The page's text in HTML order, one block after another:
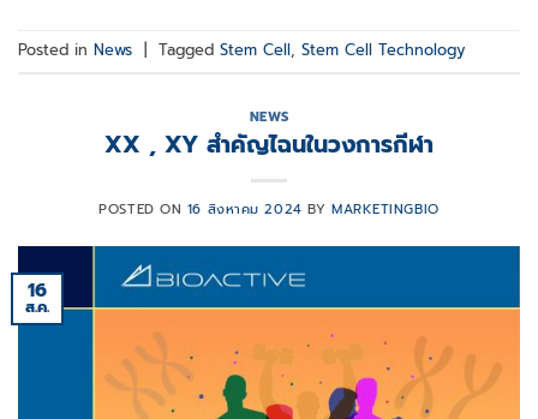
Posted in News Tagged Stem Cell, Stem Cell Technology
NEWS
XX , XY สำคัญไฉนในวงการกีฬา
POSTED ON 16 สิงหาคม 2024 BY MARKETINGBIO
16
ส.ค.